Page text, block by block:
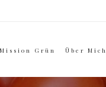
Mission Grün Über Mich